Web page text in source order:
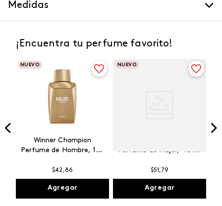
Medidas
¡Encuentra tu perfume favorito!
NUEVO
Winner Champion
Perfume de Hombre, 100
$42 ,86
Agregar
NUEVO
Perfume de Mujer, 45 ml
$51 ,79
Agregar